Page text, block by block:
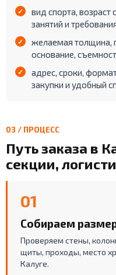
вид спорта, возраст
занятий и
желаемая толщина,
основание,
адрес, сроки,
закупки и удобный
03 / ПРОЦЕСС
Путь заказа в
секции,
01
Собираем
Проверяем стены,
щиты, проходы, место
Калуге.